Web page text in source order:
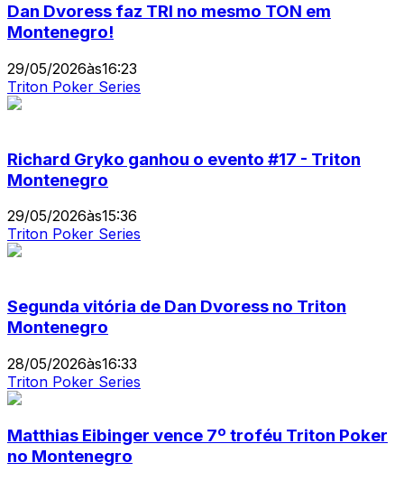
Dan Dvoress faz TRI no mesmo TON em
Montenegro!
29/05/2026às16:23
Triton Poker Series
Richard Gryko ganhou o evento #17 - Triton
Montenegro
29/05/2026às15:36
Triton Poker Series
Segunda vitória de Dan Dvoress no Triton
Montenegro
28/05/2026às16:33
Triton Poker Series
Matthias Eibinger vence 7º troféu Triton Poker
no Montenegro